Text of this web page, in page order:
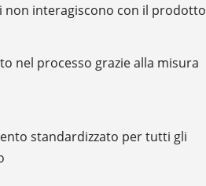
non interagiscono con il prodotto
nel processo grazie alla misura
standardizzato per tutti gli